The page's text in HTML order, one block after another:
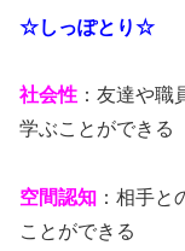
☆しっぽとり☆
社会性 ：友達や
学ぶことができる
空間認知 ：相手
ことができる